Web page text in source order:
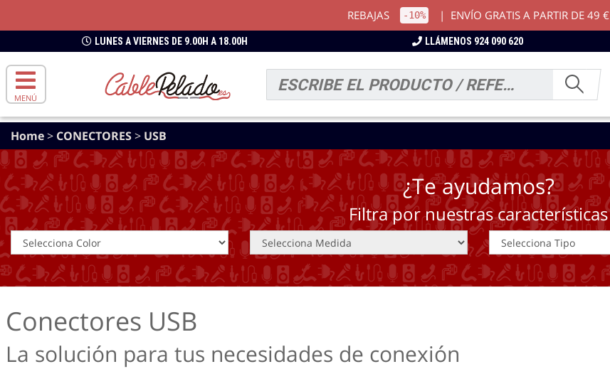
REBAJAS -10% | ENVÍO GRATIS A PARTIR DE 49 €
LUNES A VIERNES DE 9.00H A 18.00H LLÁMENOS 924 090 620
MENÚ
Home> CONECTORES> USB
¿Te ayudamos?
Filtra por nuestras características
Conectores USB
La solución para tus necesidades de conexión